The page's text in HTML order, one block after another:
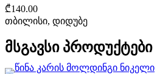
₾140.00
თბილისი, დიდუბე
მსგავსი პროდუქტები